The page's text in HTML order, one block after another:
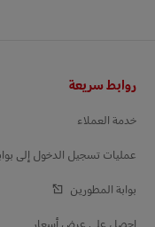
روابط سريعة
خدمة العملاء
عمليات تسجيل الدخول إلى
بوابة المطورين
احصل على عرض أسعار